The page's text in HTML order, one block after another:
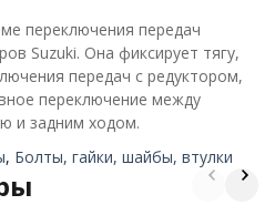
переключения передач
Suzuki. Она фиксирует тягу,
передач с редуктором,
переключение между
и задним ходом.
, Болты, гайки, шайбы, втулки